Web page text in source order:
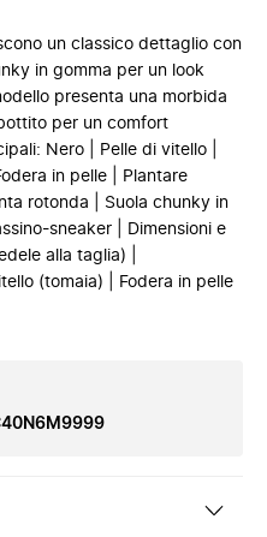
un classico dettaglio con
in gomma per un look
presenta una morbida
per un comfort
Nero | Pelle di vitello |
in pelle | Plantare
rotonda | Suola chunky in
sneaker | Dimensioni e
alla taglia) |
(tomaia) | Fodera in pelle